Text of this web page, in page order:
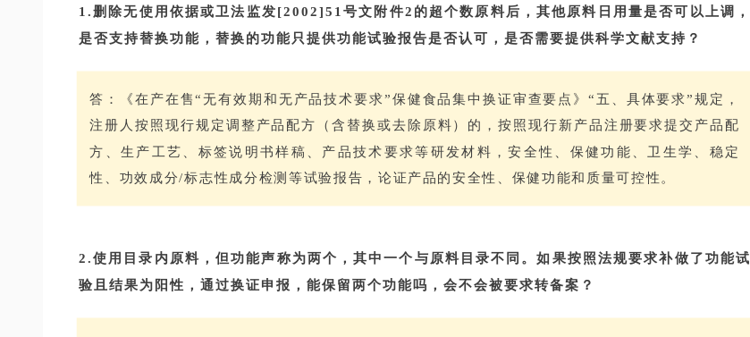
1.删除无使用依据或卫法监发[2002]51号文附件2的超个数原料后，其他原料日用量是否可以上调，
是否支持替换功能，替换的功能只提供功能试验报告是否认可，是否需要提供科学文献支持？
答：《在产在售“无有效期和无产品技术要求”保健食品集中换证审查要点》“五、具体要求”规定，
注册人按照现行规定调整产品配方（含替换或去除原料）的，按照现行新产品注册要求提交产品配
方、生产工艺、标签说明书样稿、产品技术要求等研发材料，安全性、保健功能、卫生学、稳定
性、功效成分/标志性成分检测等试验报告，论证产品的安全性、保健功能和质量可控性。
2.使用目录内原料，但功能声称为两个，其中一个与原料目录不同。如果按照法规要求补做了功能试
验且结果为阳性，通过换证申报，能保留两个功能吗，会不会被要求转备案？